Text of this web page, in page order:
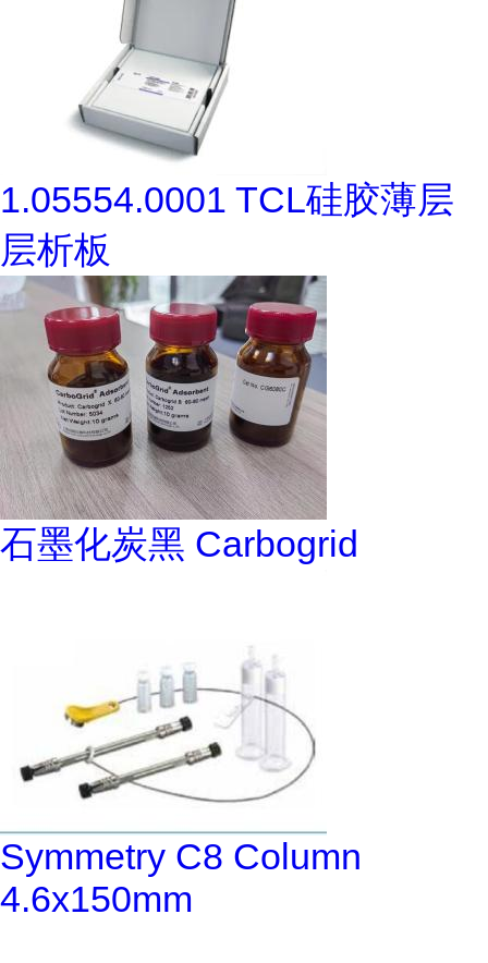
1.05554.0001 TCL硅胶薄层
层析板
石墨化炭黑 Carbogrid
Symmetry C8 Column
4.6x150mm